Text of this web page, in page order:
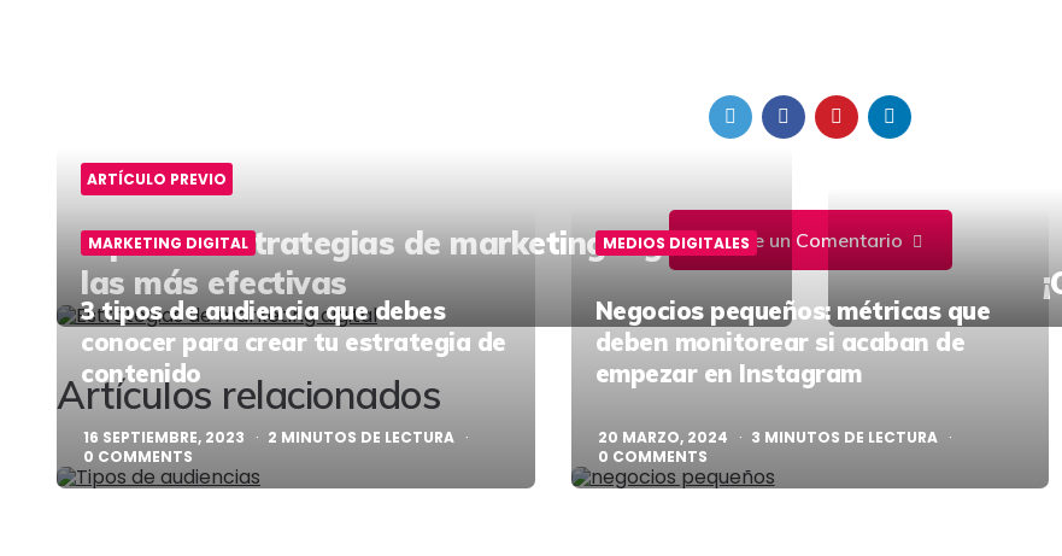
Escribe un Comentario
Post
navigation
ARTÍCULO PREVIO
Tipos de estrategias de marketing digital:
las más efectivas
Artículos relacionados
MARKETING DIGITAL
3 tipos de audiencia que debes
conocer para crear tu estrategia de
contenido
16 SEPTIEMBRE, 2023 2 MINUTOS DE LECTURA
0 COMMENTS
MEDIOS DIGITALES
Negocios pequeños: métricas que
deben monitorear si acaban de
empezar en Instagram
20 MARZO, 2024 3 MINUTOS DE LECTURA
0 COMMENTS